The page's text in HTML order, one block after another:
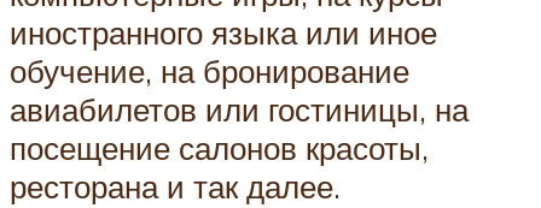
иностранного языка или иное
обучение, на бронирование
авиабилетов или гостиницы, на
посещение салонов красоты,
ресторана и так далее.